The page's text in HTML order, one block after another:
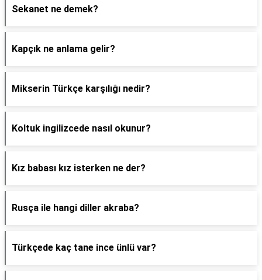
Sekanet ne demek?
Kapçık ne anlama gelir?
Mikserin Türkçe karşılığı nedir?
Koltuk ingilizcede nasıl okunur?
Kız babası kız isterken ne der?
Rusça ile hangi diller akraba?
Türkçede kaç tane ince ünlü var?